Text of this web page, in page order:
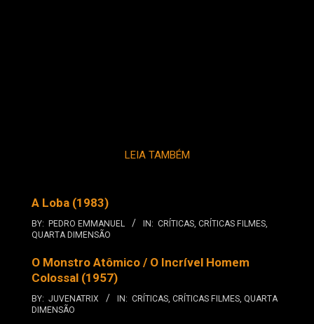
LEIA TAMBÉM
A Loba (1983)
BY: PEDRO EMMANUEL IN: CRÍTICAS CRÍTICAS FILMES
QUARTA DIMENSÃO
O Monstro Atômico / O Incrível Homem
Colossal (1957)
BY: JUVENATRIX IN: CRÍTICAS CRÍTICAS FILMES QUARTA
DIMENSÃO